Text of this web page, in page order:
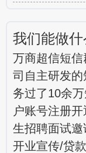
我们能做什
万商超信短
司自主研发
务过了10余
户账号注册
生招聘面试
开业宣传/贷